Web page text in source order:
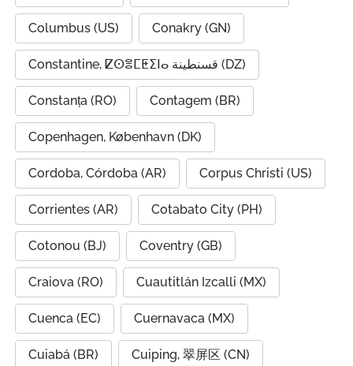
Columbus (US) Conakry (GN)
Constantine, ⵇⵙⴻⵎⵟⵉⵏⴰ قسنطينة (DZ)
Constanța (RO) Contagem (BR)
Copenhagen, København (DK)
Cordoba, Córdoba (AR) Corpus Christi (US)
Corrientes (AR) Cotabato City (PH)
Cotonou (BJ) Coventry (GB)
Craiova (RO) Cuautitlán Izcalli (MX)
Cuenca (EC) Cuernavaca (MX)
Cuiabá (BR) Cuiping, 翠屏区 (CN)